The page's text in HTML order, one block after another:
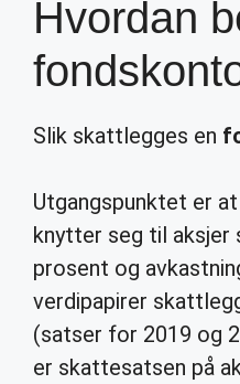
Hvordan
Slik skattlegges en
Utgangspunktet er
knytter seg til aksjer
prosent og
verdipapirer
(satser for 2019 og
er skattesatsen på